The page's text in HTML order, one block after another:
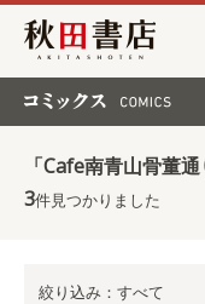
秋田書店
「Cafe南青山骨董
3件見つかりました
絞り込み：すべて